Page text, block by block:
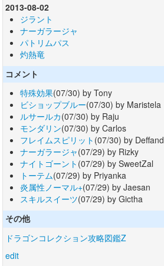
2013-08-02
ジラント
ナーガラージャ
パトリムパス
灼熱竜
コメント
特殊効果(07/30) by Tony
ビショップブルー(07/30) by Maristela
ルサールカ(07/30) by Raju
モンダリン(07/30) by Carlos
フレイムスピリット (07/30) by Deffand
ナーガラージャ(07/29) by Rizky
ナイトゴーント (07/29) by SweetZal
トーテム(07/29) by Priyanka
炎属性ノーマル+(07/29) by Jaesan
スキルスイーツ(07/29) by Gictha
その他
ドラゴンコレクション攻略図鑑Z
edit